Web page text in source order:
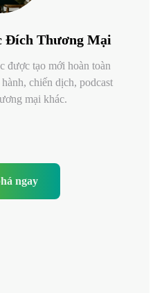
Đích Thương Mại
được tạo mới hoàn toàn
chiến dịch, podcast
mại khác.
ngay